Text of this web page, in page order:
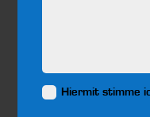
Hiermit stimme